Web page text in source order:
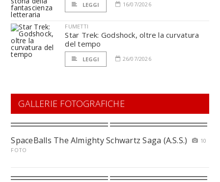
LEGGI 16/07/2026
FUMETTI
Star Trek: Godshock, oltre la curvatura
del tempo
LEGGI 26/07/2026
GALLERIE FOTOGRAFICHE
SpaceBalls The Almighty Schwartz Saga (A.S.S.)
10
FOTO